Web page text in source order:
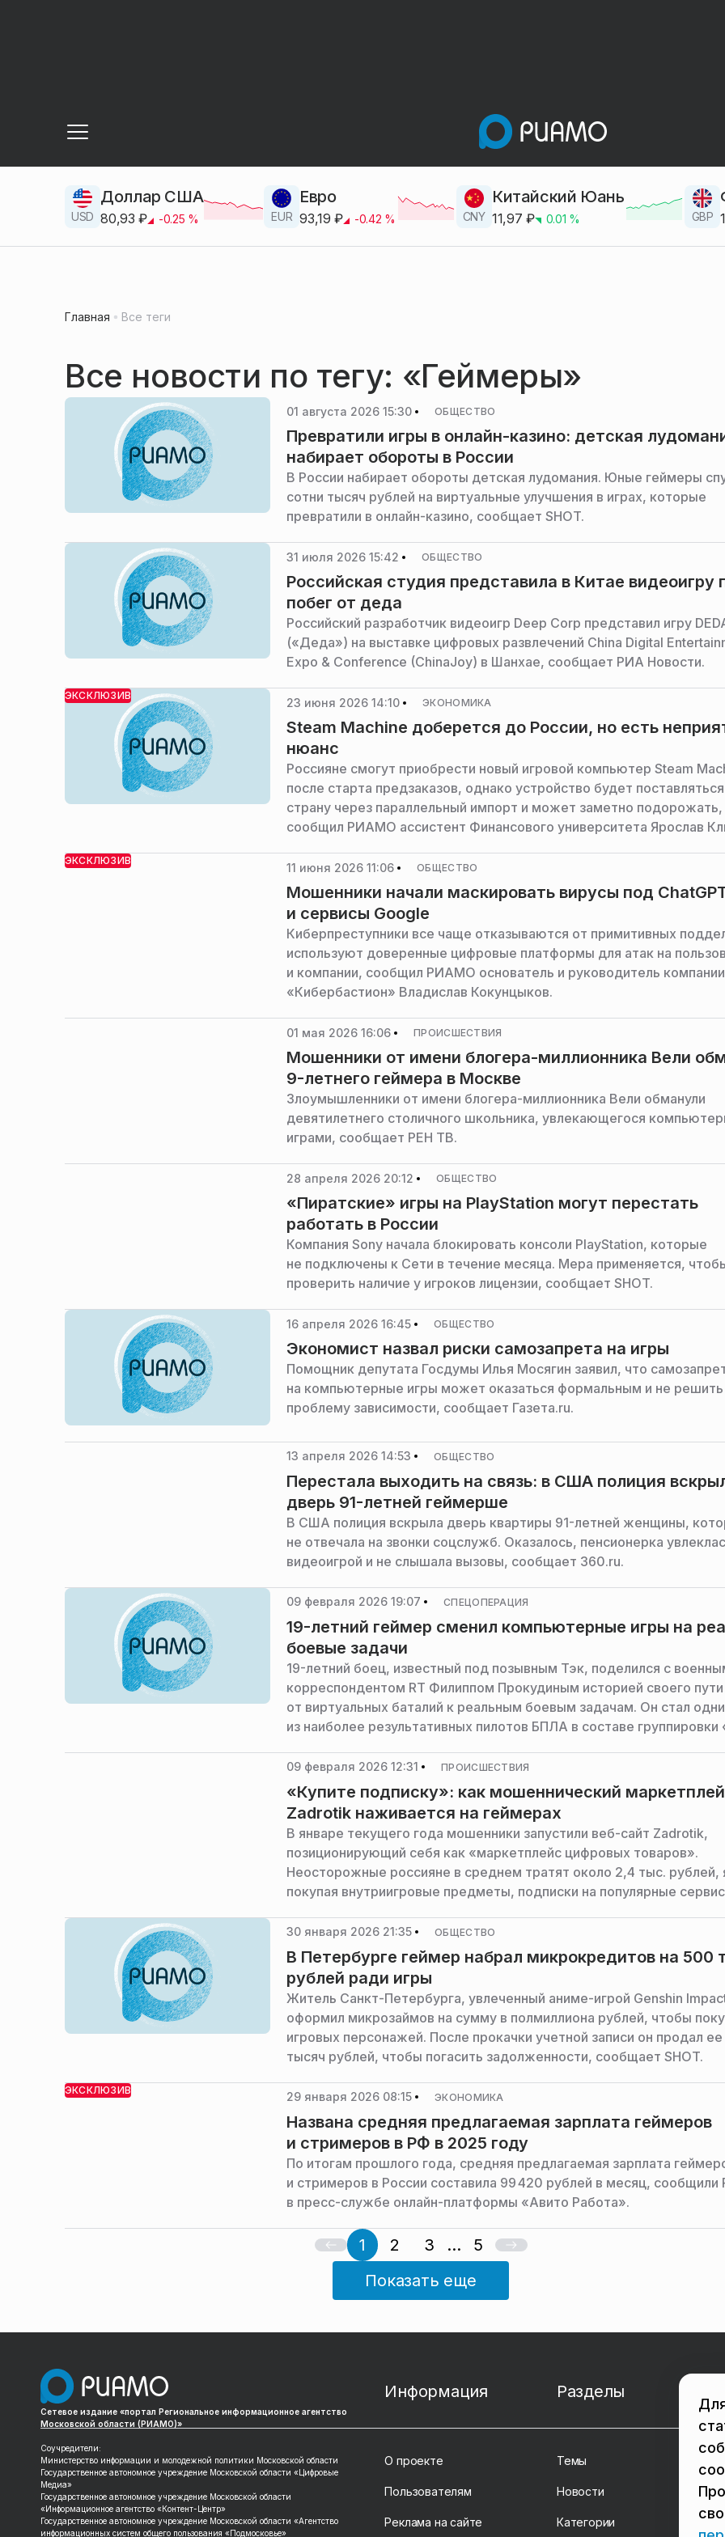
USD
Доллар США
80,93 ₽ -0.25 % EUR
Евро
93,19 ₽ -0.42 % CNY
Китайский Юань
11,97 ₽ 0.01 % GBP
Главная Все теги
Все новости по тегу: «Геймеры»
01 августа 2026 15:30 ОБЩЕСТВО
Превратили игры в онлайн-казино: детская
набирает обороты в России
В России набирает обороты детская лудомания. Юные геймеры
сотни тысяч рублей на виртуальные улучшения в играх, которые
превратили в онлайн-казино, сообщает SHOT.
31 июля 2026 15:42 ОБЩЕСТВО
Российская студия представила в Китае видеоигру
побег от деда
Российский разработчик видеоигр Deep Corp представил игру
(«Деда») на выставке цифровых развлечений China Digital
Expo & Conference (ChinaJoy) в Шанхае, сообщает РИА Новости.
ЭКСКЛЮЗИВ 23 июня 2026 14:10 ЭКОНОМИКА
Steam Machine доберется до России, но есть
нюанс
Россияне смогут приобрести новый игровой компьютер Steam
после старта предзаказов, однако устройство будет
страну через параллельный импорт и может заметно подорожать,
сообщил РИАМО ассистент Финансового университета Ярослав
ЭКСКЛЮЗИВ 11 июня 2026 11:06 ОБЩЕСТВО
Мошенники начали маскировать вирусы под
и сервисы Google
Киберпреступники все чаще отказываются от примитивных
используют доверенные цифровые платформы для атак на
и компании, сообщил РИАМО основатель и руководитель компании
«Кибербастион» Владислав Кокунцыков.
01 мая 2026 16:06 ПРОИСШЕСТВИЯ
Мошенники от имени блогера-миллионника Вели
9-летнего геймера в Москве
Злоумышленники от имени блогера-миллионника Вели обманули
девятилетнего столичного школьника, увлекающегося
играми, сообщает РЕН ТВ.
28 апреля 2026 20:12 ОБЩЕСТВО
«Пиратские» игры на PlayStation могут перестать
работать в России
Компания Sony начала блокировать консоли PlayStation, которые
не подключены к Сети в течение месяца. Мера применяется,
проверить наличие у игроков лицензии, сообщает SHOT.
16 апреля 2026 16:45 ОБЩЕСТВО
Экономист назвал риски самозапрета на игры
Помощник депутата Госдумы Илья Мосягин заявил, что
на компьютерные игры может оказаться формальным и не решить
проблему зависимости, сообщает Газета.ru.
13 апреля 2026 14:53 ОБЩЕСТВО
Перестала выходить на связь: в США полиция
дверь 91-летней геймерше
В США полиция вскрыла дверь квартиры 91-летней женщины,
не отвечала на звонки соцслужб. Оказалось, пенсионерка
видеоигрой и не слышала вызовы, сообщает 360.ru.
09 февраля 2026 19:07 СПЕЦОПЕРАЦИЯ
19-летний геймер сменил компьютерные игры на
боевые задачи
19-летний боец, известный под позывным Тэк, поделился с
корреспондентом RT Филиппом Прокудиным историей своего пути
от виртуальных баталий к реальным боевым задачам. Он стал
из наиболее результативных пилотов БПЛА в составе группировки
09 февраля 2026 12:31 ПРОИСШЕСТВИЯ
«Купите подписку»: как мошеннический
Zadrotik наживается на геймерах
В январе текущего года мошенники запустили веб-сайт Zadrotik,
позиционирующий себя как «маркетплейс цифровых товаров».
Неосторожные россияне в среднем тратят около 2,4 тыс. рублей,
покупая внутриигровые предметы, подписки на популярные
30 января 2026 21:35 ОБЩЕСТВО
В Петербурге геймер набрал микрокредитов на 500
рублей ради игры
Житель Санкт-Петербурга, увлеченный аниме-игрой Genshin
оформил микрозаймов на сумму в полмиллиона рублей, чтобы
игровых персонажей. После прокачки учетной записи он продал ее
тысяч рублей, чтобы погасить задолженности, сообщает SHOT.
ЭКСКЛЮЗИВ 29 января 2026 08:15 ЭКОНОМИКА
Названа средняя предлагаемая зарплата геймеров
и стримеров в РФ в 2025 году
По итогам прошлого года, средняя предлагаемая зарплата
и стримеров в России составила 99 420 рублей в месяц,
в пресс-службе онлайн-платформы «Авито Работа».
1 2 3 ...
5
Показать еще
Сетевое издание «портал Региональное информационное агентство
Московской области (РИАМО)»
Соучредители:
Министерство информации и молодежной политики Московской области
Государственное автономное учреждение Московской области «Цифровые
Медиа»
Государственное автономное учреждение Московской области
«Информационное агентство «Контент-Центр»
Государственное автономное учреждение Московской области «Агентство
информационных систем общего пользования «Подмосковье»
Информация
О проекте
Пользователям
Реклама на сайте
Разделы
Темы
Новости
Категории